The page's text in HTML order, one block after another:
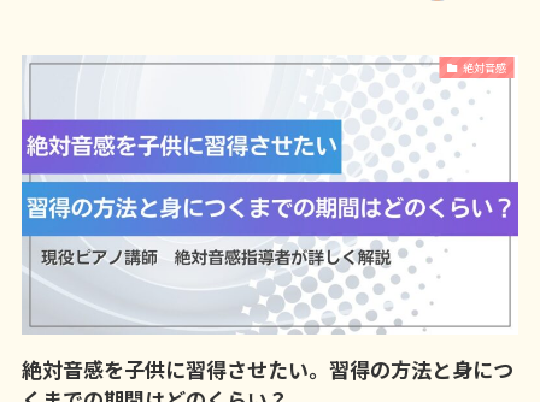
絶対音感
絶対音感を子供に習得させたい。習得の方法と身につ